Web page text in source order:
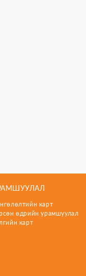
карт
өдрийн урамшуулал
карт